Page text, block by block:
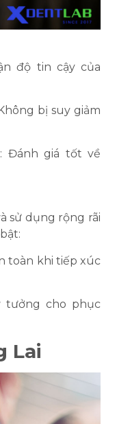
độ tin cậy của
bị suy giảm
: Đánh giá tốt về
sử dụng rộng rãi
toàn khi tiếp xúc
tưởng cho phục
Lai